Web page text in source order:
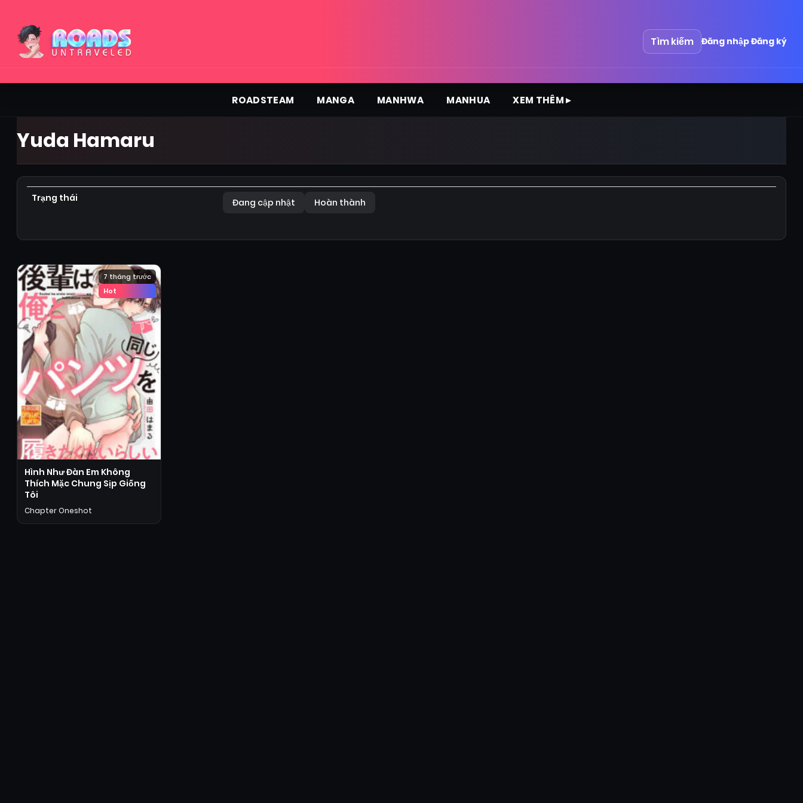
Tìm kiếm Đăng nhậpĐăng ký
ROADSTEAM MANGA MANHWA MANHUA XEM THÊM ▸
Yuda Hamaru
Trạng thái Đang cập nhật Hoàn thành
7 tháng trước
Hot
Hình Như Đàn Em Không
Thích Mặc Chung Sịp Giống
Tôi
Chapter Oneshot